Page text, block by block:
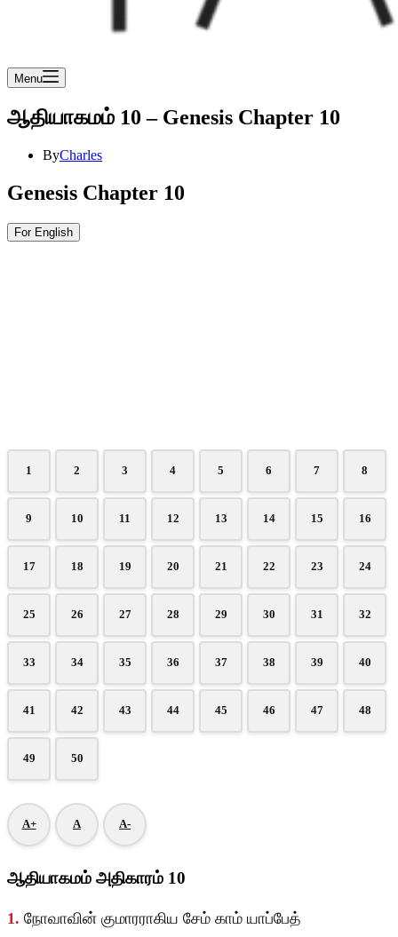
Menu
ஆதியாகமம் 10 – Genesis Chapter 10
ByCharles
Genesis Chapter 10
For English
1 2 3 4 5 6 7 8
9 10 11 12 13 14 15 16
17 18 19 20 21 22 23 24
25 26 27 28 29 30 31 32
33 34 35 36 37 38 39 40
41 42 43 44 45 46 47 48
49 50
A+ A A-
ஆதியாகமம் அதிகாரம் 10
1. நோவாவின் குமாரராகிய சேம் காம் யாப்பேத்